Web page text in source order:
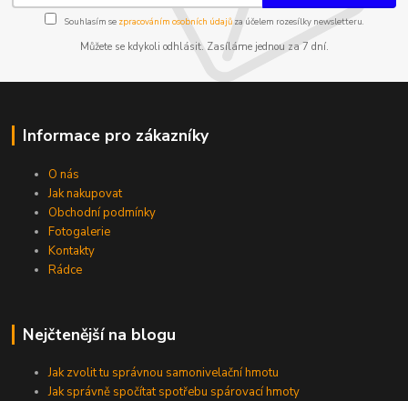
Souhlasím se zpracováním osobních údajůza účelem rozesílky newsletteru.
Můžete se kdykoli odhlásit. Zasíláme jednou za 7 dní.
Informace pro zákazníky
O nás
Jak nakupovat
Obchodní podmínky
Fotogalerie
Kontakty
Rádce
Nejčtenější na blogu
Jak zvolit tu správnou samonivelační hmotu
Jak správně spočítat spotřebu spárovací hmoty